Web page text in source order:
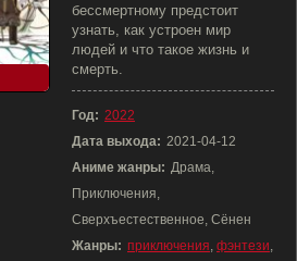
бессмертному предстоит
узнать, как устроен мир
людей и что такое жизнь и
смерть.
Год: 2022
Дата выхода: 2021-04-12
Аниме жанры: Драма,
Приключения,
Сверхъестественное, Сёнен
Жанры: приключения, фэнтези,